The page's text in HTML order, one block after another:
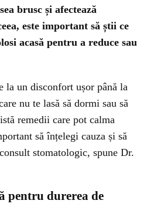
brusc și afectează
este important să știi ce
acasă pentru a reduce sau
la un disconfort ușor până la
nu te lasă să dormi sau să
remedii care pot calma
să înțelegi cauza și să
stomatologic, spune Dr.
pentru durerea de